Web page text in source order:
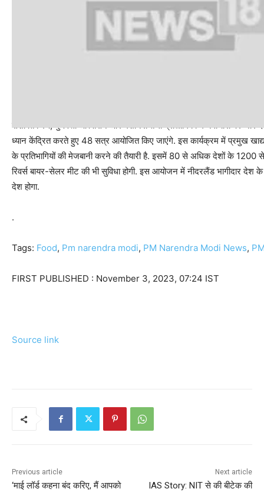
सशक्तिकरण, गुणवत्ता आश्वासन और मशीनरी तथा प्रौद्योगिकी में नवाचारों पर
ध्यान केंद्रित करते हुए 48 सत्र आयोजित किए जाएंगे. इस कार्यक्रम में प्रमुख
के प्रतिभागियों की मेजबानी करने की तैयारी है. इसमें 80 से अधिक देशों के
रिवर्स बायर-सेलर मीट की भी सुविधा होगी. इस आयोजन में नीदरलैंड भागीदार
देश होगा.
.
Tags: Food, Pm narendra modi, PM Narendra Modi News,
FIRST PUBLISHED : November 3, 2023, 07:24 IST
Source link
Previous article
‘माई लॉर्ड कहना बंद करिए, मैं आपको
Next article
IAS Story: NIT से की बीटेक की